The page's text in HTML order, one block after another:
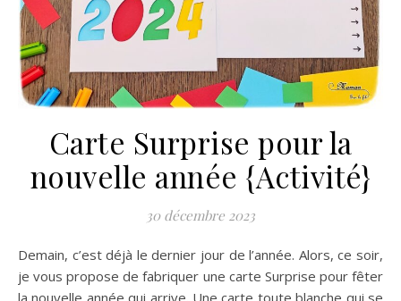
Carte Surprise pour la
nouvelle année {Activité}
30 décembre 2023
Demain, c’est déjà le dernier jour de l’année. Alors, ce soir,
je vous propose de fabriquer une carte Surprise pour fêter
la nouvelle année qui arrive. Une carte toute blanche qui se